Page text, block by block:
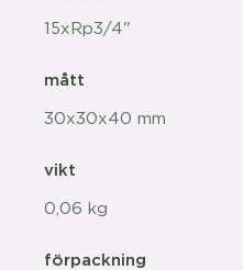
15xRp3/4"
mått
30x30x40 mm
vikt
0,06 kg
förpackning